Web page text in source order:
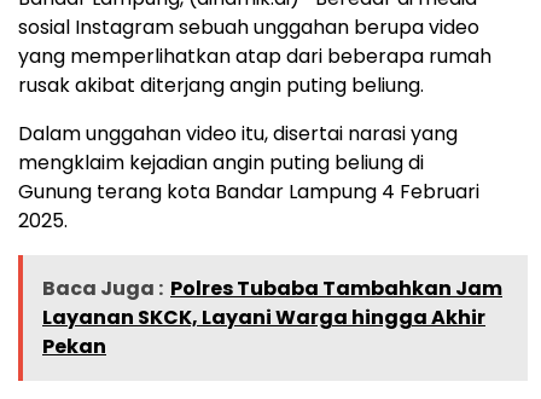
sosial Instagram sebuah unggahan berupa video
yang memperlihatkan atap dari beberapa rumah
rusak akibat diterjang angin puting beliung.
Dalam unggahan video itu, disertai narasi yang
mengklaim kejadian angin puting beliung di
Gunung terang kota Bandar Lampung 4 Februari
2025.
Baca Juga : Polres Tubaba Tambahkan Jam
Layanan SKCK, Layani Warga hingga Akhir
Pekan